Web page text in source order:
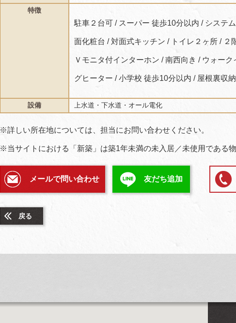
特徴
駐車２台可 / スーパー 徒歩10分以内 / システ
面化粧台 / 対面式キッチン / トイレ２ヶ所 / ２
Ｖモニタ付インターホン / 南西向き / ウォー
グヒーター / 小学校 徒歩10分以内 / 屋根裏収
設備 上水道・下水道・オール電化
※詳しい所在地については、担当にお問い合わせください。
※当サイトにおける「新築」は築1年未満の未入居／未使用である物
メールで問い合わせ 友だち追加
戻る